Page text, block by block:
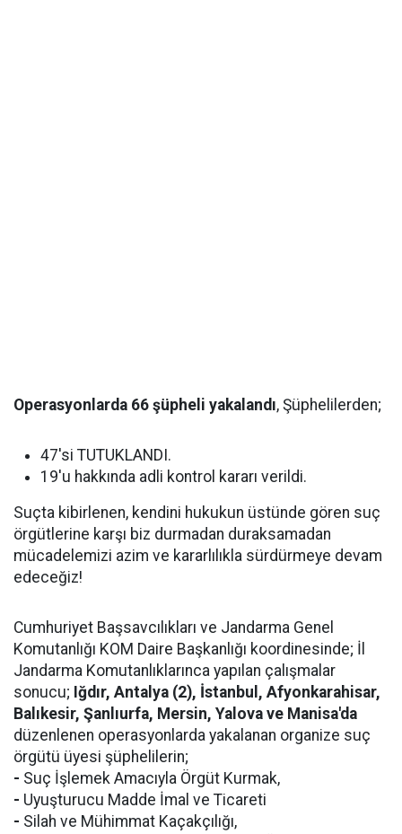
Operasyonlarda 66 şüpheli yakalandı, Şüphelilerden;
47'si TUTUKLANDI.
19'u hakkında adli kontrol kararı verildi.
Suçta kibirlenen, kendini hukukun üstünde gören suç
örgütlerine karşı biz durmadan duraksamadan
mücadelemizi azim ve kararlılıkla sürdürmeye devam
edeceğiz!
Cumhuriyet Başsavcılıkları ve Jandarma Genel
Komutanlığı KOM Daire Başkanlığı koordinesinde; İl
Jandarma Komutanlıklarınca yapılan çalışmalar
sonucu; Iğdır, Antalya (2), İstanbul, Afyonkarahisar,
Balıkesir, Şanlıurfa, Mersin, Yalova ve Manisa'da
düzenlenen operasyonlarda yakalanan organize suç
örgütü üyesi şüphelilerin;
- Suç İşlemek Amacıyla Örgüt Kurmak,
- Uyuşturucu Madde İmal ve Ticareti
- Silah ve Mühimmat Kaçakçılığı,